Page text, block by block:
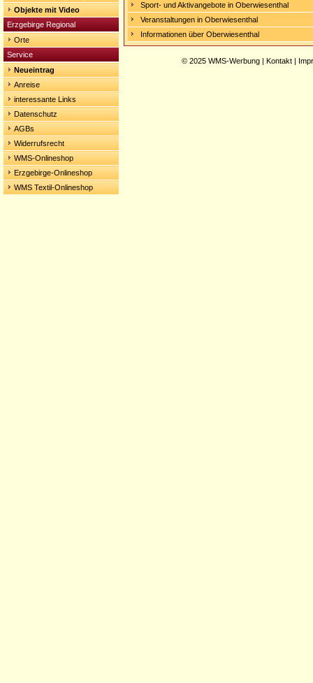
Objekte mit Video
Erzgebirge Regional
Orte
Service
Neueintrag
Anreise
interessante Links
Datenschutz
AGBs
Widerrufsrecht
WMS-Onlineshop
Erzgebirge-Onlineshop
WMS Textil-Onlineshop
Sport- und Aktivangebote in Oberwiesenthal
Veranstaltungen in Oberwiesenthal
Informationen über Oberwiesenthal
© 2025 WMS-Werbung | Kontakt |